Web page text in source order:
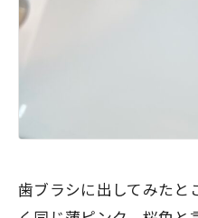
歯ブラシに出してみたと